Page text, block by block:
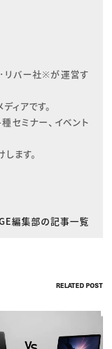
リバー社※が運営す
ィアです。
セミナー、イベント
ます。
編集部の記事一覧
RELATED POST